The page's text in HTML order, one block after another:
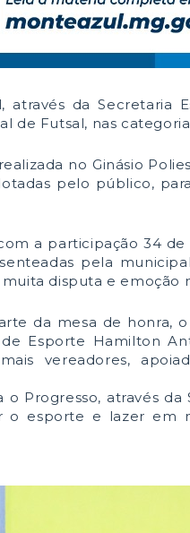
da Secretaria
de Futsal, nas
no Ginásio
pelo público,
a participação 34
pela
disputa e emoção
da mesa de honra,
Esporte Hamilton
vereadores,
o Progresso, através
o esporte e lazer em